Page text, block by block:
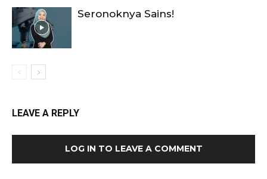
Seronoknya Sains!
LEAVE A REPLY
LOG IN TO LEAVE A COMMENT